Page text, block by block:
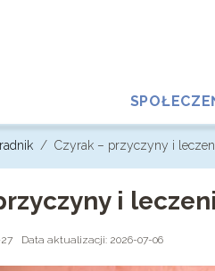
/ Czyrak – przyczyny i
i
Data aktualizacji: 2026-07-06